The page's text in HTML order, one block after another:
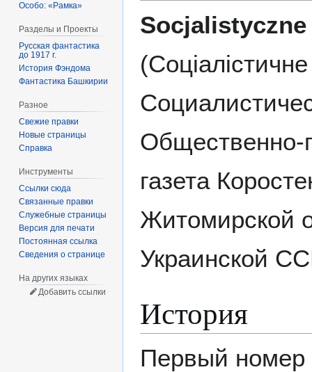
Общественно-
газета
Житомирской
Украинской
История
Первый номер
Особо: «Рамка»
Разделы и Проекты
Русская фантастика
до 1917 г.
История Фэндома
Фантастика Башкирии
Разное
Свежие правки
Новые страницы
Справка
Инструменты
Ссылки сюда
Связанные правки
Служебные страницы
Версия для печати
Постоянная ссылка
Сведения о странице
На других языках
Добавить ссылки